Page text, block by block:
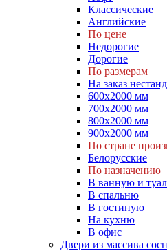
Классические
Английские
По цене
Недорогие
Дорогие
По размерам
На заказ
600х2000 мм
700х2000 мм
800х2000 мм
900х2000 мм
По стране
Белорусские
По назначению
В ванную и
В спальню
В гостиную
На кухню
В офис
Двери из массива